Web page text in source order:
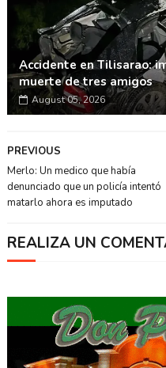
Accidente en Tilisarao:
muerte de tres amigos
August 05, 2026
PREVIOUS
Merlo: Un medico que había
denunciado que un policía intentó
matarlo ahora es imputado
REALIZA UN